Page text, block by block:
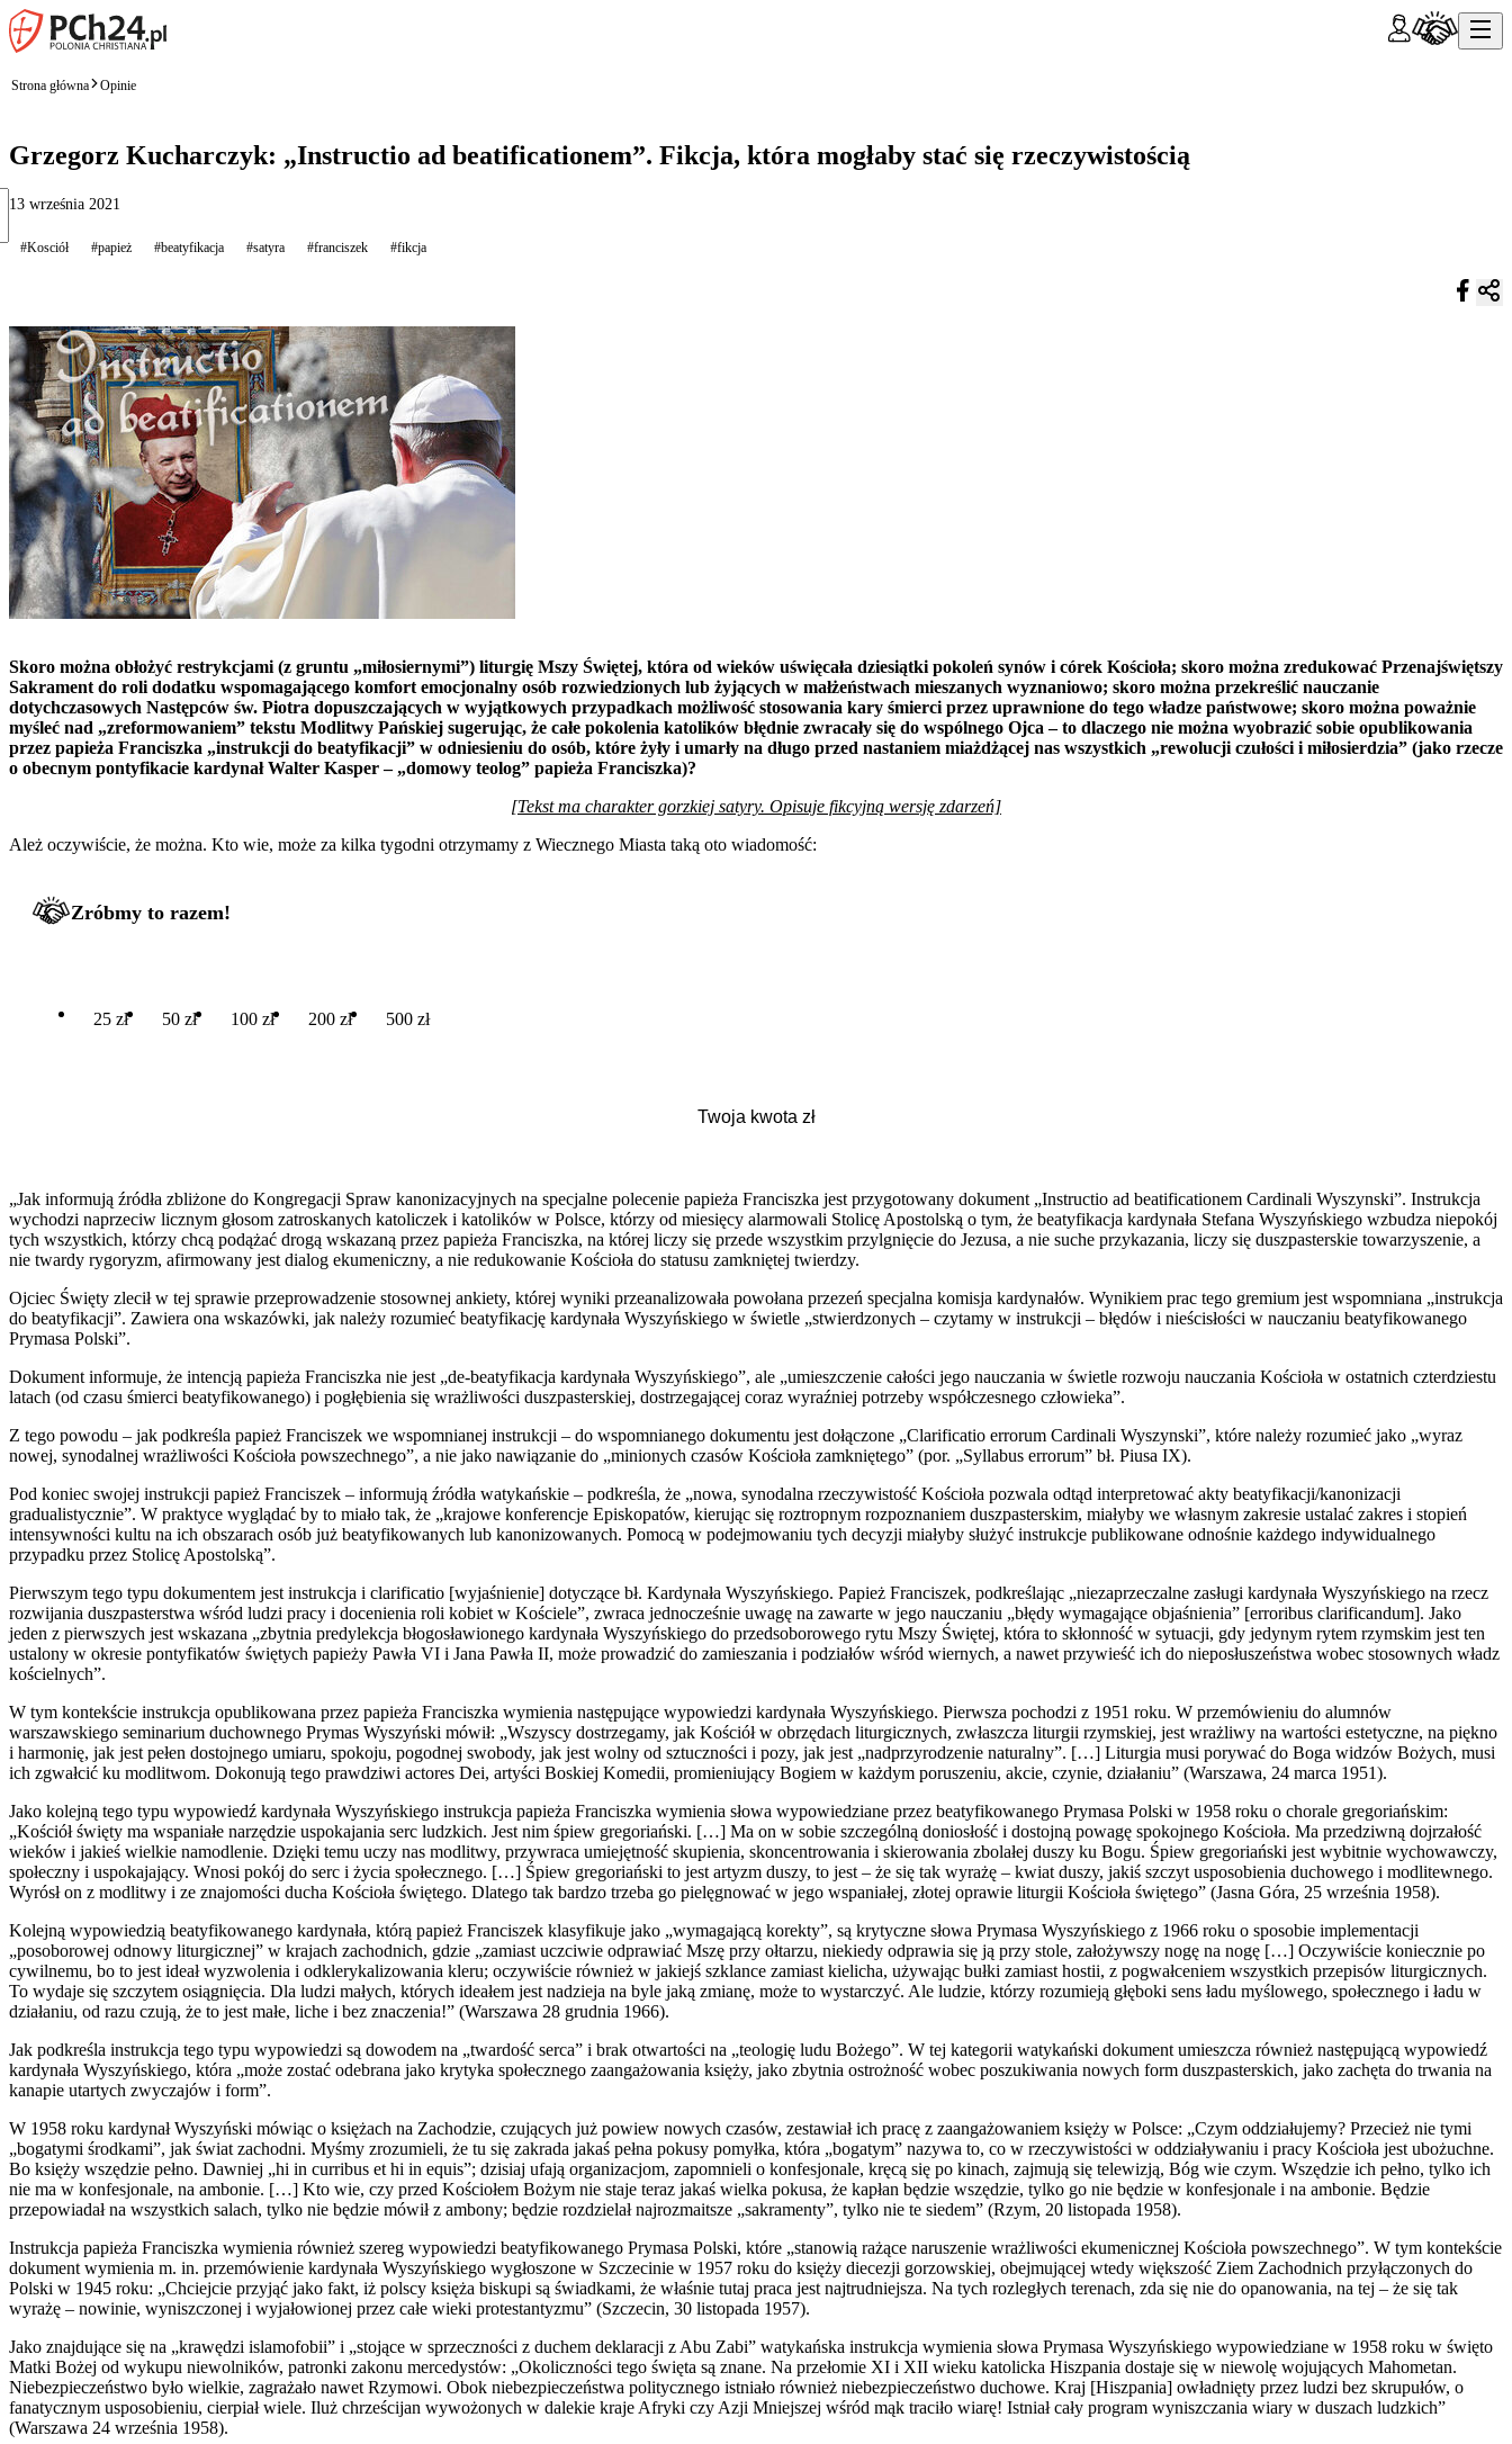
Strona główna Opinie
Grzegorz Kucharczyk: „Instructio ad beatificationem”. Fikcja, która mogłaby stać się rzeczywistością
13 września 2021
#Kosciół #papież #beatyfikacja #satyra #franciszek #fikcja
Skoro można obłożyć restrykcjami (z gruntu „miłosiernymi”) liturgię Mszy Świętej, która od wieków uświęcała dziesiątki pokoleń synów i córek Kościoła; skoro można zredukować Przenajświętszy
Sakrament do roli dodatku wspomagającego komfort emocjonalny osób rozwiedzionych lub żyjących w małżeństwach mieszanych wyznaniowo; skoro można przekreślić nauczanie
dotychczasowych Następców św. Piotra dopuszczających w wyjątkowych przypadkach możliwość stosowania kary śmierci przez uprawnione do tego władze państwowe; skoro można poważnie
myśleć nad „zreformowaniem” tekstu Modlitwy Pańskiej sugerując, że całe pokolenia katolików błędnie zwracały się do wspólnego Ojca – to dlaczego nie można wyobrazić sobie opublikowania
przez papieża Franciszka „instrukcji do beatyfikacji” w odniesieniu do osób, które żyły i umarły na długo przed nastaniem miażdżącej nas wszystkich „rewolucji czułości i miłosierdzia” (jako rzecze
o obecnym pontyfikacie kardynał Walter Kasper – „domowy teolog” papieża Franciszka)?
[Tekst ma charakter gorzkiej satyry. Opisuje fikcyjną wersję zdarzeń]
Ależ oczywiście, że można. Kto wie, może za kilka tygodni otrzymamy z Wiecznego Miasta taką oto wiadomość:
Zróbmy to razem!
25 zł 50 zł 100 zł 200 zł 500 zł
„Jak informują źródła zbliżone do Kongregacji Spraw kanonizacyjnych na specjalne polecenie papieża Franciszka jest przygotowany dokument „Instructio ad beatificationem Cardinali Wyszynski”. Instrukcja
wychodzi naprzeciw licznym głosom zatroskanych katoliczek i katolików w Polsce, którzy od miesięcy alarmowali Stolicę Apostolską o tym, że beatyfikacja kardynała Stefana Wyszyńskiego wzbudza niepokój
tych wszystkich, którzy chcą podążać drogą wskazaną przez papieża Franciszka, na której liczy się przede wszystkim przylgnięcie do Jezusa, a nie suche przykazania, liczy się duszpasterskie towarzyszenie, a
nie twardy rygoryzm, afirmowany jest dialog ekumeniczny, a nie redukowanie Kościoła do statusu zamkniętej twierdzy.
Ojciec Święty zlecił w tej sprawie przeprowadzenie stosownej ankiety, której wyniki przeanalizowała powołana przezeń specjalna komisja kardynałów. Wynikiem prac tego gremium jest wspomniana „instrukcja
do beatyfikacji”. Zawiera ona wskazówki, jak należy rozumieć beatyfikację kardynała Wyszyńskiego w świetle „stwierdzonych – czytamy w instrukcji – błędów i nieścisłości w nauczaniu beatyfikowanego
Prymasa Polski”.
Dokument informuje, że intencją papieża Franciszka nie jest „de-beatyfikacja kardynała Wyszyńskiego”, ale „umieszczenie całości jego nauczania w świetle rozwoju nauczania Kościoła w ostatnich czterdziestu
latach (od czasu śmierci beatyfikowanego) i pogłębienia się wrażliwości duszpasterskiej, dostrzegającej coraz wyraźniej potrzeby współczesnego człowieka”.
Z tego powodu – jak podkreśla papież Franciszek we wspomnianej instrukcji – do wspomnianego dokumentu jest dołączone „Clarificatio errorum Cardinali Wyszynski”, które należy rozumieć jako „wyraz
nowej, synodalnej wrażliwości Kościoła powszechnego”, a nie jako nawiązanie do „minionych czasów Kościoła zamkniętego” (por. „Syllabus errorum” bł. Piusa IX).
Pod koniec swojej instrukcji papież Franciszek – informują źródła watykańskie – podkreśla, że „nowa, synodalna rzeczywistość Kościoła pozwala odtąd interpretować akty beatyfikacji/kanonizacji
gradualistycznie”. W praktyce wyglądać by to miało tak, że „krajowe konferencje Episkopatów, kierując się roztropnym rozpoznaniem duszpasterskim, miałyby we własnym zakresie ustalać zakres i stopień
intensywności kultu na ich obszarach osób już beatyfikowanych lub kanonizowanych. Pomocą w podejmowaniu tych decyzji miałyby służyć instrukcje publikowane odnośnie każdego indywidualnego
przypadku przez Stolicę Apostolską”.
Pierwszym tego typu dokumentem jest instrukcja i clarificatio [wyjaśnienie] dotyczące bł. Kardynała Wyszyńskiego. Papież Franciszek, podkreślając „niezaprzeczalne zasługi kardynała Wyszyńskiego na rzecz
rozwijania duszpasterstwa wśród ludzi pracy i docenienia roli kobiet w Kościele”, zwraca jednocześnie uwagę na zawarte w jego nauczaniu „błędy wymagające objaśnienia” [erroribus clarificandum]. Jako
jeden z pierwszych jest wskazana „zbytnia predylekcja błogosławionego kardynała Wyszyńskiego do przedsoborowego rytu Mszy Świętej, która to skłonność w sytuacji, gdy jedynym rytem rzymskim jest ten
ustalony w okresie pontyfikatów świętych papieży Pawła VI i Jana Pawła II, może prowadzić do zamieszania i podziałów wśród wiernych, a nawet przywieść ich do nieposłuszeństwa wobec stosownych władz
kościelnych”.
W tym kontekście instrukcja opublikowana przez papieża Franciszka wymienia następujące wypowiedzi kardynała Wyszyńskiego. Pierwsza pochodzi z 1951 roku. W przemówieniu do alumnów
warszawskiego seminarium duchownego Prymas Wyszyński mówił: „Wszyscy dostrzegamy, jak Kościół w obrzędach liturgicznych, zwłaszcza liturgii rzymskiej, jest wrażliwy na wartości estetyczne, na piękno
i harmonię, jak jest pełen dostojnego umiaru, spokoju, pogodnej swobody, jak jest wolny od sztuczności i pozy, jak jest „nadprzyrodzenie naturalny”. […] Liturgia musi porywać do Boga widzów Bożych, musi
ich zgwałcić ku modlitwom. Dokonują tego prawdziwi actores Dei, artyści Boskiej Komedii, promieniujący Bogiem w każdym poruszeniu, akcie, czynie, działaniu” (Warszawa, 24 marca 1951).
Jako kolejną tego typu wypowiedź kardynała Wyszyńskiego instrukcja papieża Franciszka wymienia słowa wypowiedziane przez beatyfikowanego Prymasa Polski w 1958 roku o chorale gregoriańskim:
„Kościół święty ma wspaniałe narzędzie uspokajania serc ludzkich. Jest nim śpiew gregoriański. […] Ma on w sobie szczególną doniosłość i dostojną powagę spokojnego Kościoła. Ma przedziwną dojrzałość
wieków i jakieś wielkie namodlenie. Dzięki temu uczy nas modlitwy, przywraca umiejętność skupienia, skoncentrowania i skierowania zbolałej duszy ku Bogu. Śpiew gregoriański jest wybitnie wychowawczy,
społeczny i uspokajający. Wnosi pokój do serc i życia społecznego. […] Śpiew gregoriański to jest artyzm duszy, to jest – że się tak wyrażę – kwiat duszy, jakiś szczyt usposobienia duchowego i modlitewnego.
Wyrósł on z modlitwy i ze znajomości ducha Kościoła świętego. Dlatego tak bardzo trzeba go pielęgnować w jego wspaniałej, złotej oprawie liturgii Kościoła świętego” (Jasna Góra, 25 września 1958).
Kolejną wypowiedzią beatyfikowanego kardynała, którą papież Franciszek klasyfikuje jako „wymagającą korekty”, są krytyczne słowa Prymasa Wyszyńskiego z 1966 roku o sposobie implementacji
„posoborowej odnowy liturgicznej” w krajach zachodnich, gdzie „zamiast uczciwie odprawiać Mszę przy ołtarzu, niekiedy odprawia się ją przy stole, założywszy nogę na nogę […] Oczywiście koniecznie po
cywilnemu, bo to jest ideał wyzwolenia i odklerykalizowania kleru; oczywiście również w jakiejś szklance zamiast kielicha, używając bułki zamiast hostii, z pogwałceniem wszystkich przepisów liturgicznych.
To wydaje się szczytem osiągnięcia. Dla ludzi małych, których ideałem jest nadzieja na byle jaką zmianę, może to wystarczyć. Ale ludzie, którzy rozumieją głęboki sens ładu myślowego, społecznego i ładu w
działaniu, od razu czują, że to jest małe, liche i bez znaczenia!” (Warszawa 28 grudnia 1966).
Jak podkreśla instrukcja tego typu wypowiedzi są dowodem na „twardość serca” i brak otwartości na „teologię ludu Bożego”. W tej kategorii watykański dokument umieszcza również następującą wypowiedź
kardynała Wyszyńskiego, która „może zostać odebrana jako krytyka społecznego zaangażowania księży, jako zbytnia ostrożność wobec poszukiwania nowych form duszpasterskich, jako zachęta do trwania na
kanapie utartych zwyczajów i form”.
W 1958 roku kardynał Wyszyński mówiąc o księżach na Zachodzie, czujących już powiew nowych czasów, zestawiał ich pracę z zaangażowaniem księży w Polsce: „Czym oddziałujemy? Przecież nie tymi
„bogatymi środkami”, jak świat zachodni. Myśmy zrozumieli, że tu się zakrada jakaś pełna pokusy pomyłka, która „bogatym” nazywa to, co w rzeczywistości w oddziaływaniu i pracy Kościoła jest ubożuchne.
Bo księży wszędzie pełno. Dawniej „hi in curribus et hi in equis”; dzisiaj ufają organizacjom, zapomnieli o konfesjonale, kręcą się po kinach, zajmują się telewizją, Bóg wie czym. Wszędzie ich pełno, tylko ich
nie ma w konfesjonale, na ambonie. […] Kto wie, czy przed Kościołem Bożym nie staje teraz jakaś wielka pokusa, że kapłan będzie wszędzie, tylko go nie będzie w konfesjonale i na ambonie. Będzie
przepowiadał na wszystkich salach, tylko nie będzie mówił z ambony; będzie rozdzielał najrozmaitsze „sakramenty”, tylko nie te siedem” (Rzym, 20 listopada 1958).
Instrukcja papieża Franciszka wymienia również szereg wypowiedzi beatyfikowanego Prymasa Polski, które „stanowią rażące naruszenie wrażliwości ekumenicznej Kościoła powszechnego”. W tym kontekście
dokument wymienia m. in. przemówienie kardynała Wyszyńskiego wygłoszone w Szczecinie w 1957 roku do księży diecezji gorzowskiej, obejmującej wtedy większość Ziem Zachodnich przyłączonych do
Polski w 1945 roku: „Chciejcie przyjąć jako fakt, iż polscy księża biskupi są świadkami, że właśnie tutaj praca jest najtrudniejsza. Na tych rozległych terenach, zda się nie do opanowania, na tej – że się tak
wyrażę – nowinie, wyniszczonej i wyjałowionej przez całe wieki protestantyzmu” (Szczecin, 30 listopada 1957).
Jako znajdujące się na „krawędzi islamofobii” i „stojące w sprzeczności z duchem deklaracji z Abu Zabi” watykańska instrukcja wymienia słowa Prymasa Wyszyńskiego wypowiedziane w 1958 roku w święto
Matki Bożej od wykupu niewolników, patronki zakonu mercedystów: „Okoliczności tego święta są znane. Na przełomie XI i XII wieku katolicka Hiszpania dostaje się w niewolę wojujących Mahometan.
Niebezpieczeństwo było wielkie, zagrażało nawet Rzymowi. Obok niebezpieczeństwa politycznego istniało również niebezpieczeństwo duchowe. Kraj [Hiszpania] owładnięty przez ludzi bez skrupułów, o
fanatycznym usposobieniu, cierpiał wiele. Iluż chrześcijan wywożonych w dalekie kraje Afryki czy Azji Mniejszej wśród mąk traciło wiarę! Istniał cały program wyniszczania wiary w duszach ludzkich”
(Warszawa 24 września 1958).